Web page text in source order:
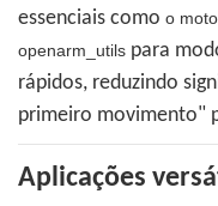
essenciais como o
openarm_utils para
rápidos, reduzindo
primeiro movimento"
Aplicações